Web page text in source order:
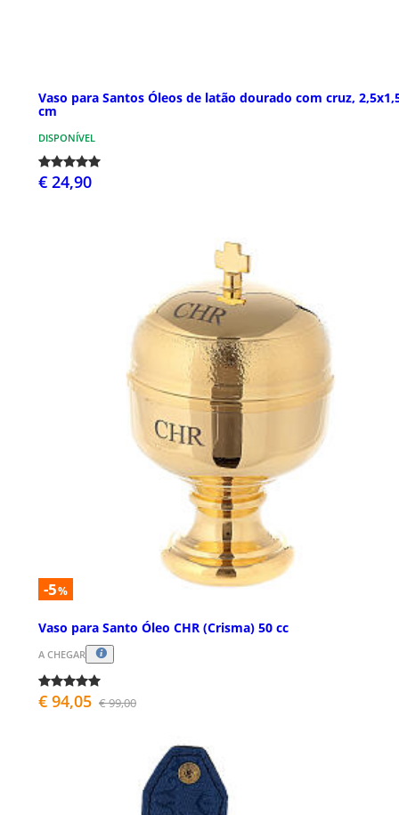
Vaso para Santos Óleos de latão dourado com cruz,
cm
DISPONÍVEL
€ 24,90
-5%
Vaso para Santo Óleo CHR (Crisma) 50 cc
A CHEGAR
€ 94,05 € 99,00